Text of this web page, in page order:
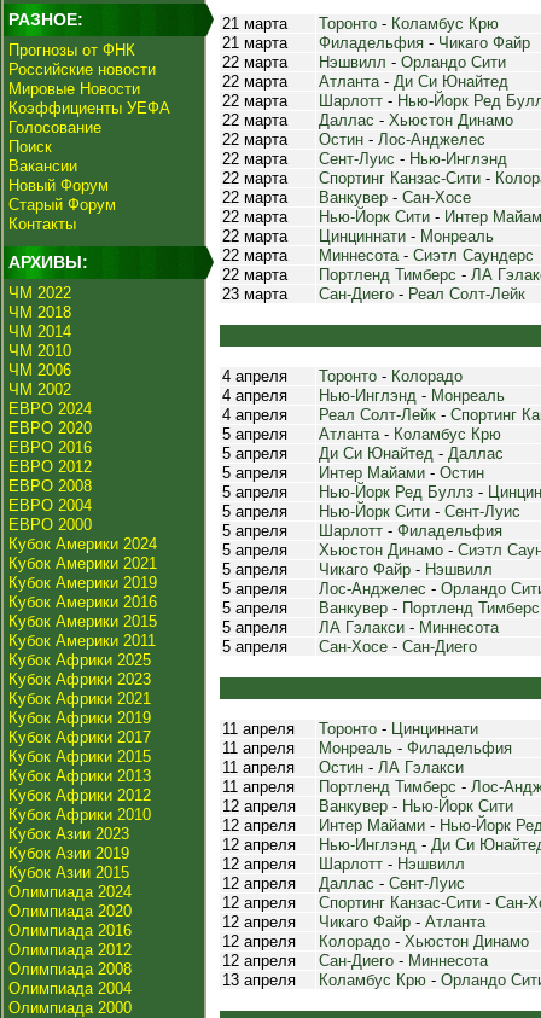
РАЗНОЕ:
Прогнозы от ФНК
Российские новости
Мировые Новости
Коэффициенты УЕФА
Голосование
Поиск
Вакансии
Новый Форум
Старый Форум
Контакты
АРХИВЫ:
ЧМ 2022
ЧМ 2018
ЧМ 2014
ЧМ 2010
ЧМ 2006
ЧМ 2002
ЕВРО 2024
ЕВРО 2020
ЕВРО 2016
ЕВРО 2012
ЕВРО 2008
ЕВРО 2004
ЕВРО 2000
Кубок Америки 2024
Кубок Америки 2021
Кубок Америки 2019
Кубок Америки 2016
Кубок Америки 2015
Кубок Америки 2011
Кубок Африки 2025
Кубок Африки 2023
Кубок Африки 2021
Кубок Африки 2019
Кубок Африки 2017
Кубок Африки 2015
Кубок Африки 2013
Кубок Африки 2012
Кубок Африки 2010
Кубок Азии 2023
Кубок Азии 2019
Кубок Азии 2015
Олимпиада 2024
Олимпиада 2020
Олимпиада 2016
Олимпиада 2012
Олимпиада 2008
Олимпиада 2004
Олимпиада 2000
21 марта Торонто - Коламбус Крю
21 марта
Филадельфия - Чикаго Файр
22 марта
Нэшвилл - Орландо Сити
22 марта
Атланта- Ди Си Юнайтед
22 марта
Шарлотт - Нью-Йорк Ред
22 марта
Даллас - Хьюстон Динамо
22 марта
Остин - Лос-Анджелес
22 марта
Сент-Луис - Нью-Инглэнд
22 марта
Спортинг Канзас-Сити -
22 марта
Ванкувер - Сан-Хосе
22 марта
Нью-Йорк Сити - Интер
22 марта
Цинциннати - Монреаль
22 марта
Миннесота- Сиэтл Саундерс
22 марта
Портленд Тимберс - ЛА
23 марта
Сан-Диего - Реал Солт-Лейк
4 апреля Торонто - Колорадо
4 апреля
Нью-Инглэнд - Монреаль
4 апреля
Реал Солт-Лейк - Спортинг
5 апреля
Атланта- Коламбус Крю
5 апреля
Ди Си Юнайтед - Даллас
5 апреля
Интер Майами - Остин
5 апреля
Нью-Йорк Ред Буллз -
5 апреля
Нью-Йорк Сити - Сент-Луис
5 апреля
Шарлотт - Филадельфия
5 апреля
Хьюстон Динамо - Сиэтл
5 апреля
Чикаго Файр - Нэшвилл
5 апреля
Лос-Анджелес - Орландо
5 апреля
Ванкувер - Портленд Тимберс
5 апреля
ЛА Гэлакси - Миннесота
5 апреля
Сан-Хосе - Сан-Диего
11 апреля Торонто - Цинциннати
11 апреля
Монреаль - Филадельфия
11 апреля
Остин - ЛА Гэлакси
11 апреля
Портленд Тимберс - Лос-
12 апреля
Ванкувер - Нью-Йорк Сити
12 апреля
Интер Майами - Нью-Йорк
12 апреля
Нью-Инглэнд - Ди Си
12 апреля
Шарлотт - Нэшвилл
12 апреля
Даллас - Сент-Луис
12 апреля
Спортинг Канзас-Сити - Сан-
12 апреля
Чикаго Файр - Атланта
12 апреля
Колорадо - Хьюстон Динамо
12 апреля
Сан-Диего - Миннесота
13 апреля
Коламбус Крю - Орландо